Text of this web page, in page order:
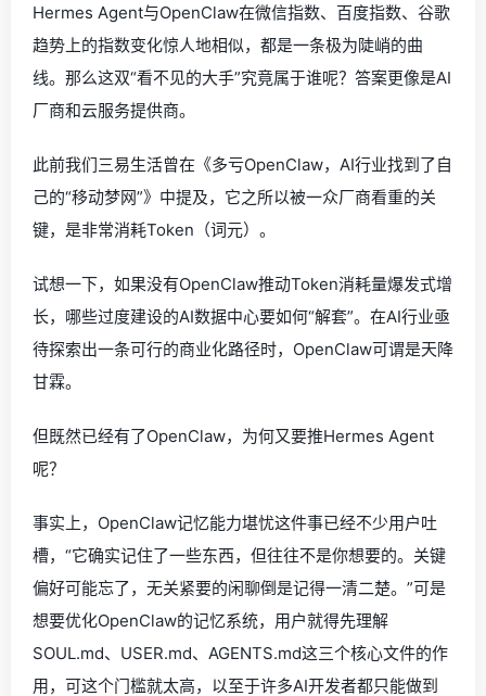
Hermes Agent与OpenClaw在微信指数、百度指数、谷歌
趋势上的指数变化惊人地相似，都是一条极为陡峭的曲
线。那么这双“看不见的大手”究竟属于谁呢？答案更像是AI
厂商和云服务提供商。
此前我们三易生活曾在《多亏OpenClaw，AI行业找到了自
己的“移动梦网”》中提及，它之所以被一众厂商看重的关
键，是非常消耗Token（词元）。
试想一下，如果没有OpenClaw推动Token消耗量爆发式增
长，哪些过度建设的AI数据中心要如何“解套”。在AI行业亟
待探索出一条可行的商业化路径时，OpenClaw可谓是天降
甘霖。
但既然已经有了OpenClaw，为何又要推Hermes Agent
呢？
事实上，OpenClaw记忆能力堪忧这件事已经不少用户吐
槽，“它确实记住了一些东西，但往往不是你想要的。关键
偏好可能忘了，无关紧要的闲聊倒是记得一清二楚。”可是
想要优化OpenClaw的记忆系统，用户就得先理解
SOUL.md、USER.md、AGENTS.md这三个核心文件的作
用，可这个门槛就太高，以至于许多AI开发者都只能做到